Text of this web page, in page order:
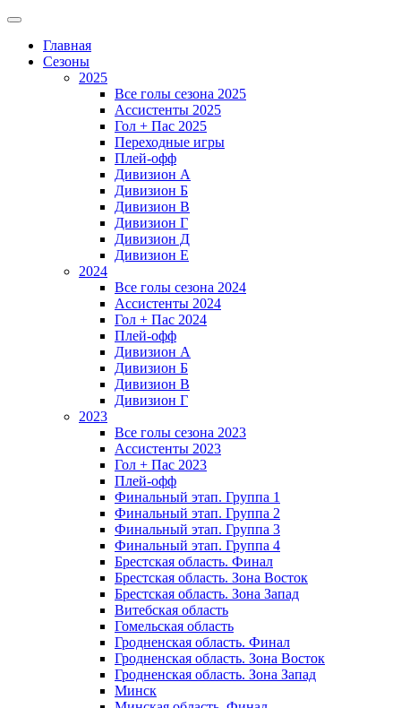
Главная
Сезоны
2025
Все голы сезона 2025
Ассистенты 2025
Гол + Пас 2025
Переходные игры
Плей-офф
Дивизион A
Дивизион Б
Дивизион В
Дивизион Г
Дивизион Д
Дивизион Е
2024
Все голы сезона 2024
Ассистенты 2024
Гол + Пас 2024
Плей-офф
Дивизион A
Дивизион Б
Дивизион В
Дивизион Г
2023
Все голы сезона 2023
Ассистенты 2023
Гол + Пас 2023
Плей-офф
Финальный этап. Группа 1
Финальный этап. Группа 2
Финальный этап. Группа 3
Финальный этап. Группа 4
Брестская область. Финал
Брестская область. Зона Восток
Брестская область. Зона Запад
Витебская область
Гомельская область
Гродненская область. Финал
Гродненская область. Зона Восток
Гродненская область. Зона Запад
Минск